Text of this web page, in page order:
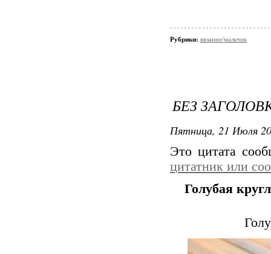
Рубрики: вязание/мальчик
БЕЗ
Пятница, 21 Июля
Это цитата
цитатник или
Голубая